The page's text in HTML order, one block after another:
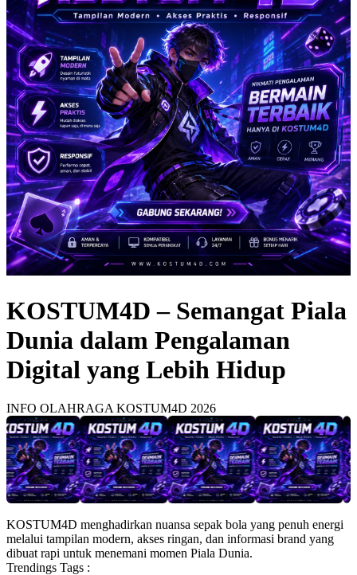
KOSTUM4D – Semangat Piala
Dunia dalam Pengalaman
Digital yang Lebih Hidup
INFO OLAHRAGA KOSTUM4D 2026
KOSTUM4D menghadirkan nuansa sepak bola yang penuh energi
melalui tampilan modern, akses ringan, dan informasi brand yang
dibuat rapi untuk menemani momen Piala Dunia.
Trendings Tags :